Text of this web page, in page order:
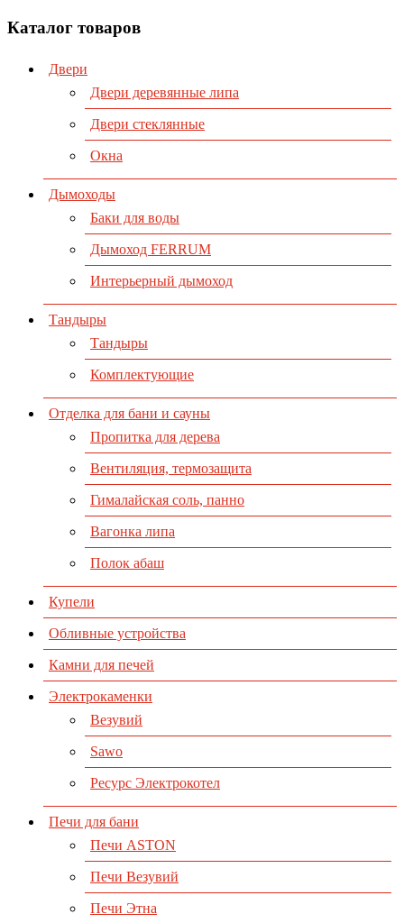
Каталог товаров
Двери
Двери деревянные липа
Двери стеклянные
Окна
Дымоходы
Баки для воды
Дымоход FERRUM
Интерьерный дымоход
Тандыры
Тандыры
Комплектующие
Отделка для бани и сауны
Пропитка для дерева
Вентиляция, термозащита
Гималайская соль, панно
Вагонка липа
Полок абаш
Купели
Обливные устройства
Камни для печей
Электрокаменки
Везувий
Sawo
Ресурс Электрокотел
Печи для бани
Печи ASTON
Печи Везувий
Печи Этна